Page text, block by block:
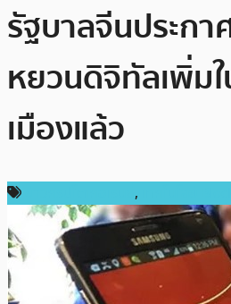
รัฐบาลจีนประกา
หยวนดิจิทัลเพิ่ม
เมืองแล้ว
,